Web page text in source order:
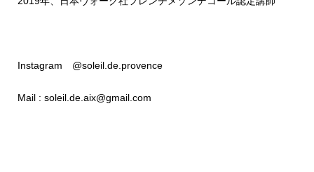
Instagram @soleil.de.provence
Mail : soleil.de.aix@gmail.com